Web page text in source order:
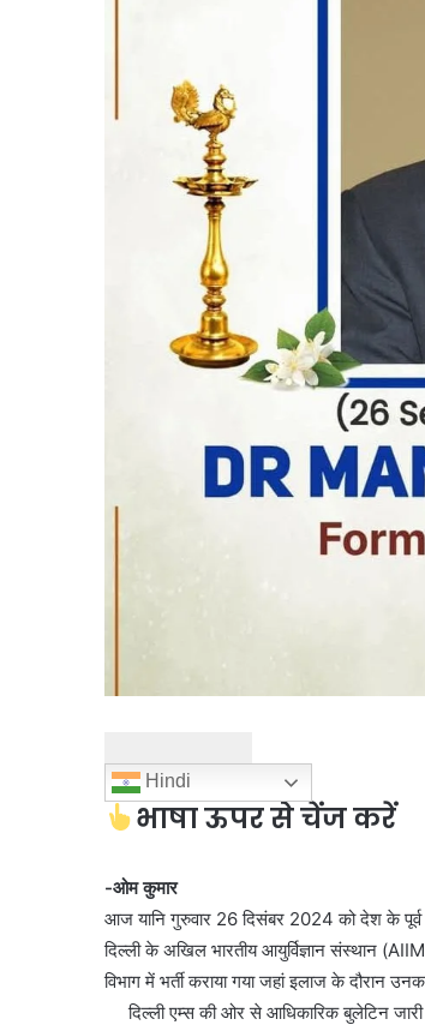
Hindi
भाषा ऊपर से चेंज करें
-ओम कुमार
आज यानि गुरुवार 26 दिसंबर 2024 को देश के पूर्व
दिल्ली के अखिल भारतीय आयुर्विज्ञान संस्थान
विभाग में भर्ती कराया गया जहां इलाज के दौरान
दिल्ली एम्स की ओर से आधिकारिक बुलेटिन जारी